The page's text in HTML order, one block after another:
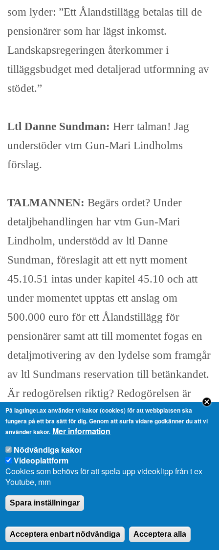
som lyder: ”Ett Ålandstillägg betalas till de
pensionärer som har lägst inkomst.
Landskapsregeringen återkommer i
tilläggsbudget med detaljerad utformning av
stödet.”
Ltl Danne Sundman: Herr talman! Jag
understöder vtm Gun-Mari Lindholms
förslag.
TALMANNEN: Begärs ordet? Under
detaljbehandlingen har vtm Gun-Mari
Lindholm, understödd av ltl Danne
Sundman, föreslagit att ett nytt moment
45.10.51 intas under kapitel 45.10 och att
under momentet upptas ett anslag om
500.000 euro för ett Ålandstillägg för
pensionärer samt att till momentet fogas en
detaljmotivering av den lydelse som framgår
av ltl Sundmans reservation till betänkandet.
Är redogörelsen riktig? Redogörelsen är
riktig. Omröstning kommer att verkställas..
De som röstar med finansutskottets förslag
röstar ja, de som röstar med ltl Sundmans
ändringsförslag röstar nej. Kan
omröstningspropositionen godkännas?
Omröstningspropositionen godkänd.
På lagtinget.ax använder vi kakor (cookies) för att webbplatsen ska
fungera på ett bra sätt för dig. Genom att surfa vidare godkänner du att vi
använder kakor. Mer information
Nödvändiga kakor
Videoplattform
Cookies som behövs för att spela upp videoklipp från t ex
Youtube, mm
Spara inställningar
Acceptera enbart nödvändiga Acceptera alla